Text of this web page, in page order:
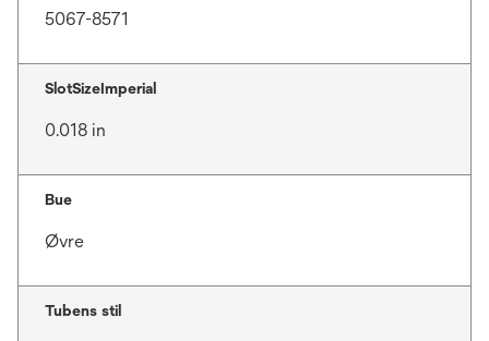
5067-8571
SlotSizeImperial
0.018 in
Bue
Øvre
Tubens stil